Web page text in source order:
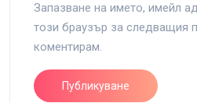
Запазване на името, имейл
този браузър за следващия
коментирам.